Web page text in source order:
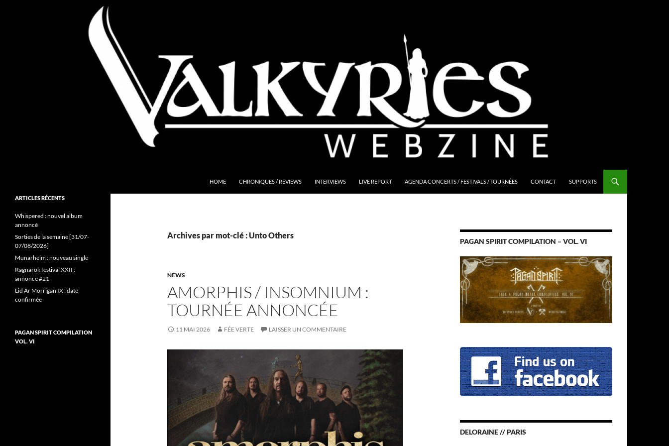
HOME CHRONIQUES / REVIEWS INTERVIEWS LIVE REPORT AGENDA CONCERTS / FESTIVALS / TOURNÉES CONTACT SUPPORTS
Archives par mot-clé : Unto Others
NEWS
AMORPHIS / INSOMNIUM :
TOURNÉE ANNONCÉE
11 MAI 2026 FÉE VERTE LAISSER UN COMMENTAIRE
PAGAN SPIRIT COMPILATION – VOL. VI
DELORAINE // PARIS
Folk Pagan Webzine
ARTICLES RÉCENTS
Whispered : nouvel album
annoncé
Sorties de la semaine [31/07-
07/08/2026]
Munarheim : nouveau single
Ragnarök festival XXII :
annonce #21
Lid Ar Morrigan IX : date
confirmée
PAGAN SPIRIT COMPILATION
VOL. VI